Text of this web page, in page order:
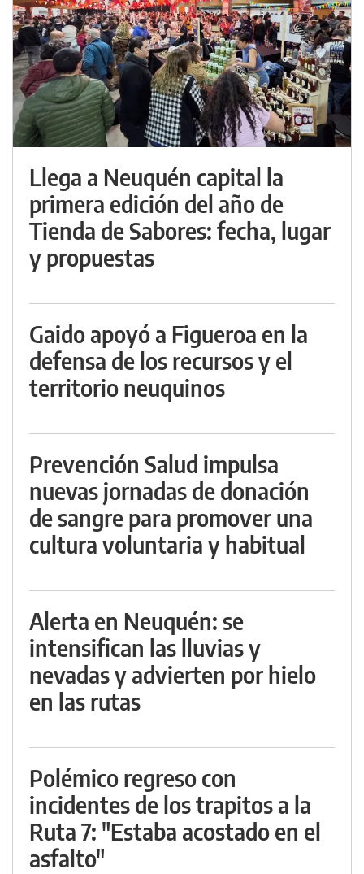
Llega a Neuquén capital la
primera edición del año de
Tienda de Sabores: fecha, lugar
y propuestas
Gaido apoyó a Figueroa en la
defensa de los recursos y el
territorio neuquinos
Prevención Salud impulsa
nuevas jornadas de donación
de sangre para promover una
cultura voluntaria y habitual
Alerta en Neuquén: se
intensifican las lluvias y
nevadas y advierten por hielo
en las rutas
Polémico regreso con
incidentes de los trapitos a la
Ruta 7: "Estaba acostado en el
asfalto"